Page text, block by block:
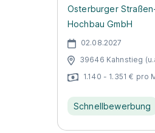
Osterburger
Hochbau GmbH
02.08.2027
39646 Kahnstieg
1.140 - 1.351 € pro
Schnellbewerbung